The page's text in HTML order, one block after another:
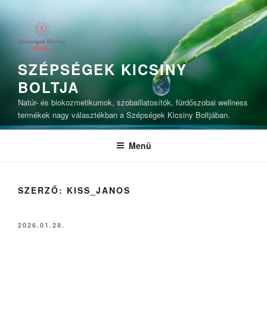
SZÉPSÉGEK KICSINY
BOLTJA
Natúr- és biokozmetikumok, szobaillatosítók, fürdőszobai wellness
termékek nagy választékban a Szépségek Kicsiny Boltjában.
Menü
SZERZŐ: KISS_JANOS
BEKÜLDVE:
2026.01.28.